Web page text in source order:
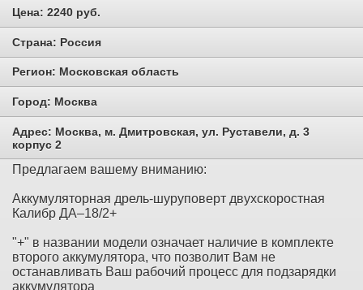
Цена: 2240 руб.
Страна: Россия
Регион: Московская область
Город: Москва
Адрес: Москва, м. Дмитровская, ул. Руставели, д. 3
корпус 2
Предлагаем вашему вниманию:
Аккумуляторная дрель-шуруповерт двухскоростная
Калибр ДА–18/2+
"+" в названии модели означает наличие в комплекте
второго аккумулятора, что позволит Вам не
останавливать Ваш рабочий процесс для подзарядки
аккумулятора